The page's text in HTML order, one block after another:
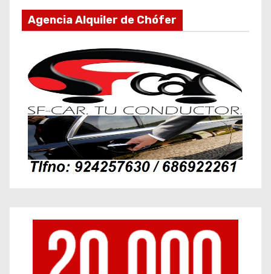
Agencia Alquiler de Chófer